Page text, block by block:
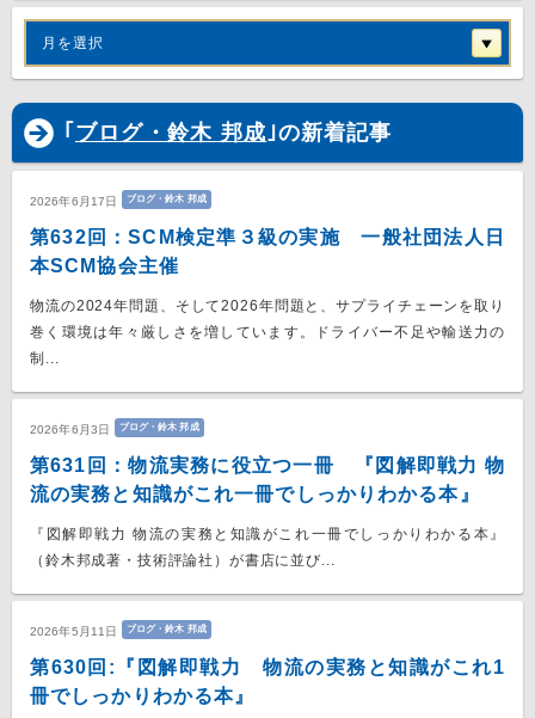
月を選択
｢ ブログ・鈴木 邦成｣の新着記事
2026年6月17日 ブログ・鈴木 邦成
第632回：SCM検定準３級の実施 一般社団法人日
本SCM協会主催
物流の2024年問題、そして2026年問題と、サプライチェーンを取り
巻く環境は年々厳しさを増しています。ドライバー不足や輸送力の
制...
2026年6月3日 ブログ・鈴木 邦成
第631回：物流実務に役立つ一冊 『図解即戦力 物
流の実務と知識がこれ一冊でしっかりわかる本』
『図解即戦力 物流の実務と知識がこれ一冊でしっかりわかる本』
（鈴木邦成著・技術評論社）が書店に並び...
2026年5月11日 ブログ・鈴木 邦成
第630回:『図解即戦力 物流の実務と知識がこれ1
冊でしっかりわかる本』